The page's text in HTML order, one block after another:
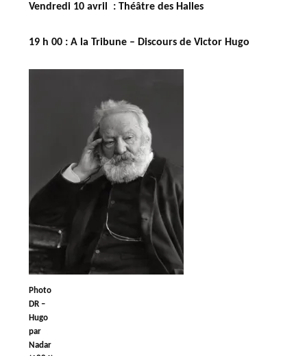
Vendredi 10 avril : Théâtre des Halles
19 h 00 : A la Tribune – Discours de Victor Hugo
Photo
DR –
Hugo
par
Nadar